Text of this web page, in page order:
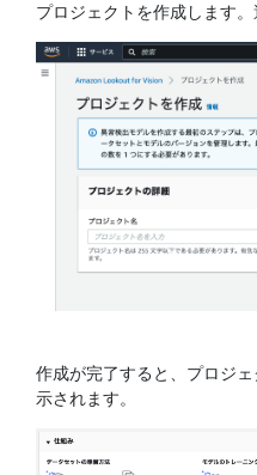
プロジェクトを作成します。
作成が完了すると、プロジ
示されます。